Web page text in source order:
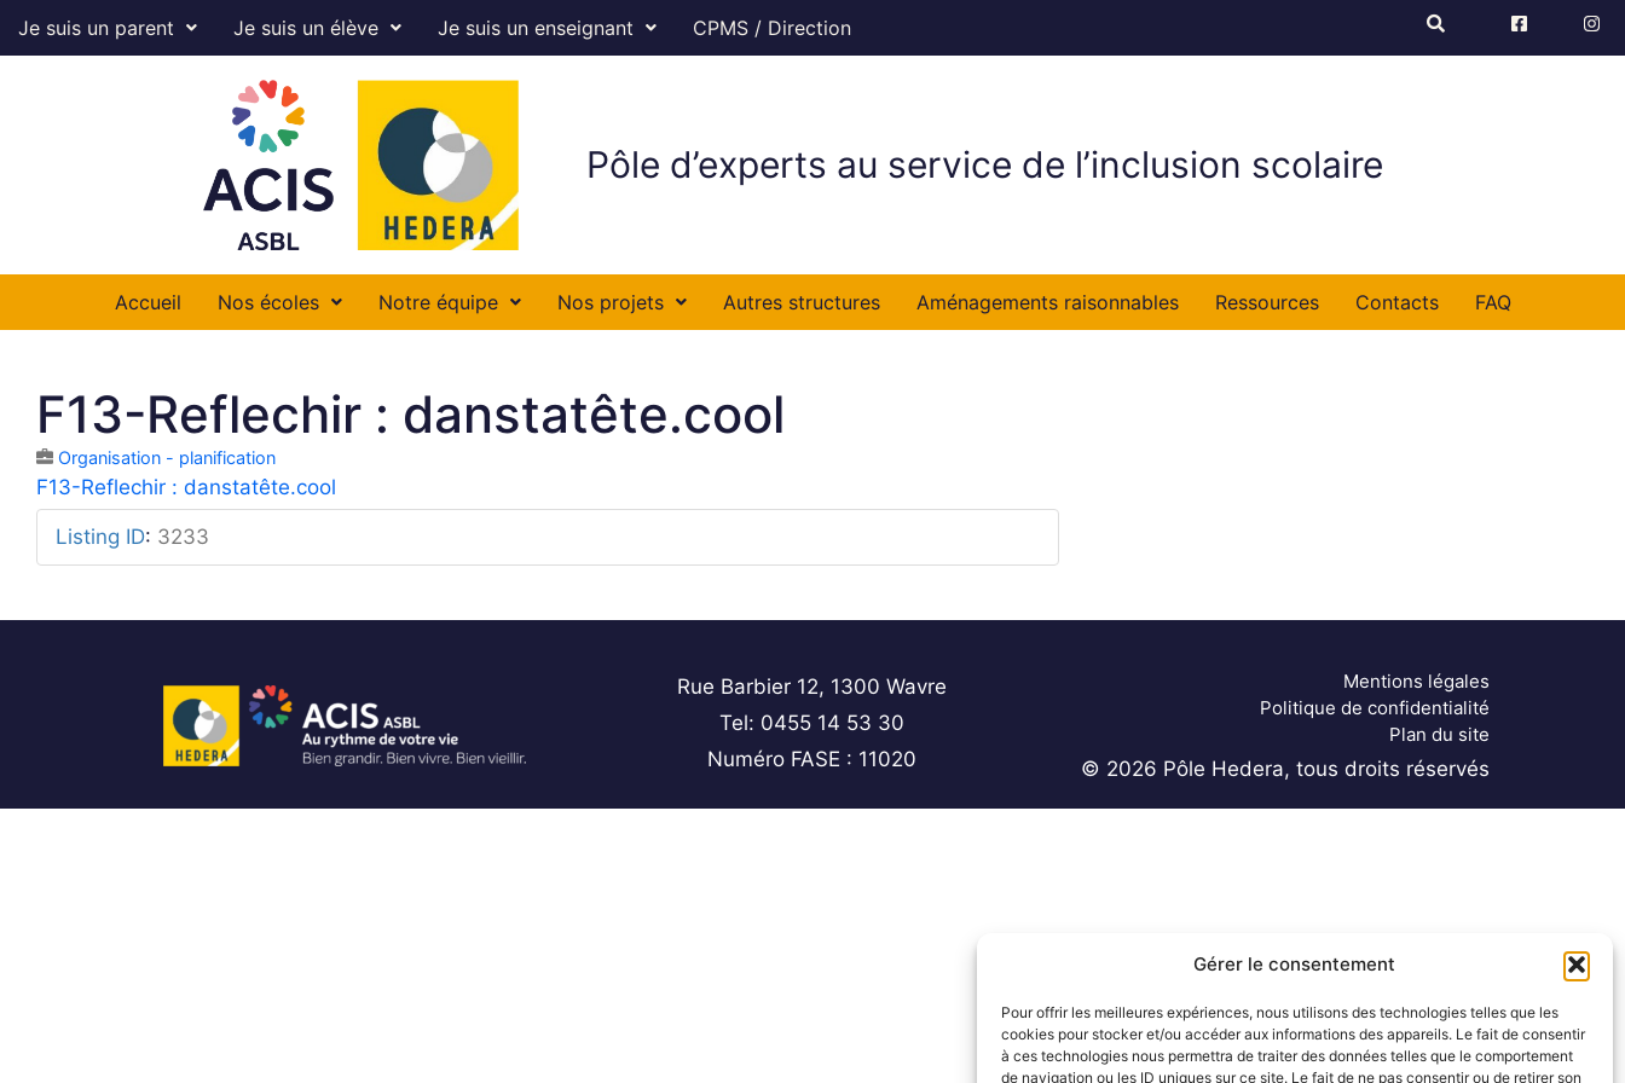
Gérer le consentement
Pour offrir les meilleures expériences, nous utilisons des technologies telles que les
cookies pour stocker et/ou accéder aux informations des appareils. Le fait de consentir
à ces technologies nous permettra de traiter des données telles que le comportement
de navigation ou les ID uniques sur ce site. Le fait de ne pas consentir ou de retirer son
Je suis un parent Je suis un élève Je suis un enseignant CPMS / Direction
Pôle d’experts au service de l’inclusion scolaire
Accueil Nos écoles Notre équipe Nos projets Autres structures Aménagements raisonnables Ressources Contacts FAQ
F13-Reflechir : danstatête.cool
Organisation - planification
F13-Reflechir : danstatête.cool
Listing ID: 3233
Rue Barbier 12, 1300 Wavre
Tel: 0455 14 53 30
Numéro FASE : 11020
Mentions légales
Politique de confidentialité
Plan du site
© 2026 Pôle Hedera, tous droits réservés